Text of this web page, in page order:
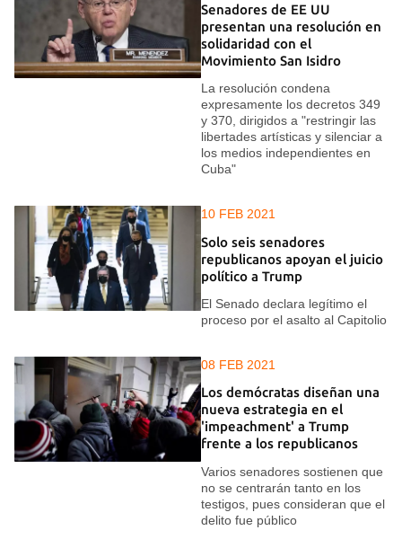
Senadores de EE UU
presentan una resolución en
solidaridad con el
Movimiento San Isidro
La resolución condena
expresamente los decretos 349
y 370, dirigidos a "restringir las
libertades artísticas y silenciar a
los medios independientes en
Cuba"
10 FEB 2021
Solo seis senadores
republicanos apoyan el juicio
político a Trump
El Senado declara legítimo el
proceso por el asalto al Capitolio
08 FEB 2021
Los demócratas diseñan una
nueva estrategia en el
'impeachment' a Trump
frente a los republicanos
Varios senadores sostienen que
no se centrarán tanto en los
testigos, pues consideran que el
delito fue público